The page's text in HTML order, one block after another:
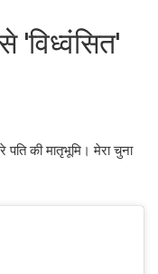
'विध्वंसित'
की मातृभूमि। मेरा चुना